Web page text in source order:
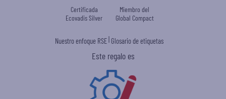
Certificada
Ecovadis Silver
Miembro del
Global Compact
Nuestro enfoque RSE Glosario de etiquetas
Este regalo es